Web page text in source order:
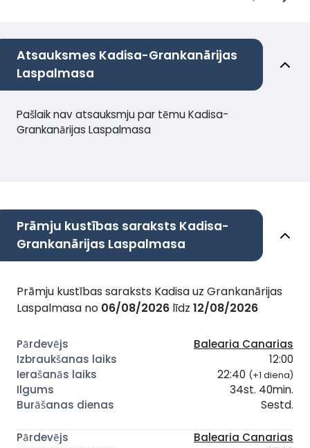
Atsauksmes Kadisa-Grankanārijas
Laspalmasa
Pašlaik nav atsauksmju par tēmu Kadisa-
Grankanārijas Laspalmasa
Prāmju kustības saraksts Kadisa-
Grankanārijas Laspalmasa
Prāmju kustības saraksts Kadisa uz Grankanārijas
Laspalmasa no 06/08/2026 līdz 12/08/2026
Balearia Canarias
12:00
22:40 (+1 diena)
34st. 40min.
Sestd.
Balearia Canarias